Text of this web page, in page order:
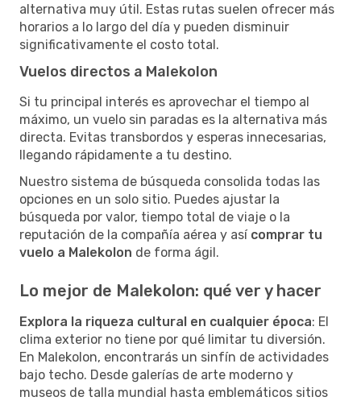
alternativa muy útil. Estas rutas suelen ofrecer más
horarios a lo largo del día y pueden disminuir
significativamente el costo total.
Vuelos directos a Malekolon
Si tu principal interés es aprovechar el tiempo al
máximo, un vuelo sin paradas es la alternativa más
directa. Evitas transbordos y esperas innecesarias,
llegando rápidamente a tu destino.
Nuestro sistema de búsqueda consolida todas las
opciones en un solo sitio. Puedes ajustar la
búsqueda por valor, tiempo total de viaje o la
reputación de la compañía aérea y así comprar tu
vuelo a Malekolon de forma ágil.
Lo mejor de Malekolon: qué ver y hacer
Explora la riqueza cultural en cualquier época: El
clima exterior no tiene por qué limitar tu diversión.
En Malekolon, encontrarás un sinfín de actividades
bajo techo. Desde galerías de arte moderno y
museos de talla mundial hasta emblemáticos sitios